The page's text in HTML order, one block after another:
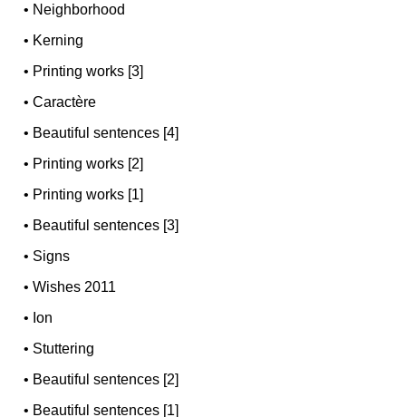
• Neighborhood
• Kerning
• Printing works [3]
•Caractère
• Beautiful sentences [4]
• Printing works [2]
• Printing works [1]
• Beautiful sentences [3]
• Signs
•Wishes 2011
• Ion
• Stuttering
• Beautiful sentences [2]
• Beautiful sentences [1]